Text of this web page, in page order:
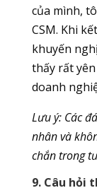
của mình,
CSM. Khi
khuyến
thấy rất
doanh
Lưu ý: Các
nhân và
chắn trong
9. Câu hỏi